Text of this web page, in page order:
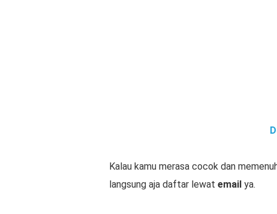
Kalau kamu merasa cocok dan
langsung aja daftar lewat email ya.